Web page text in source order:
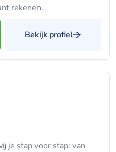
rekenen.
Bekijk profiel
je stap voor stap: van